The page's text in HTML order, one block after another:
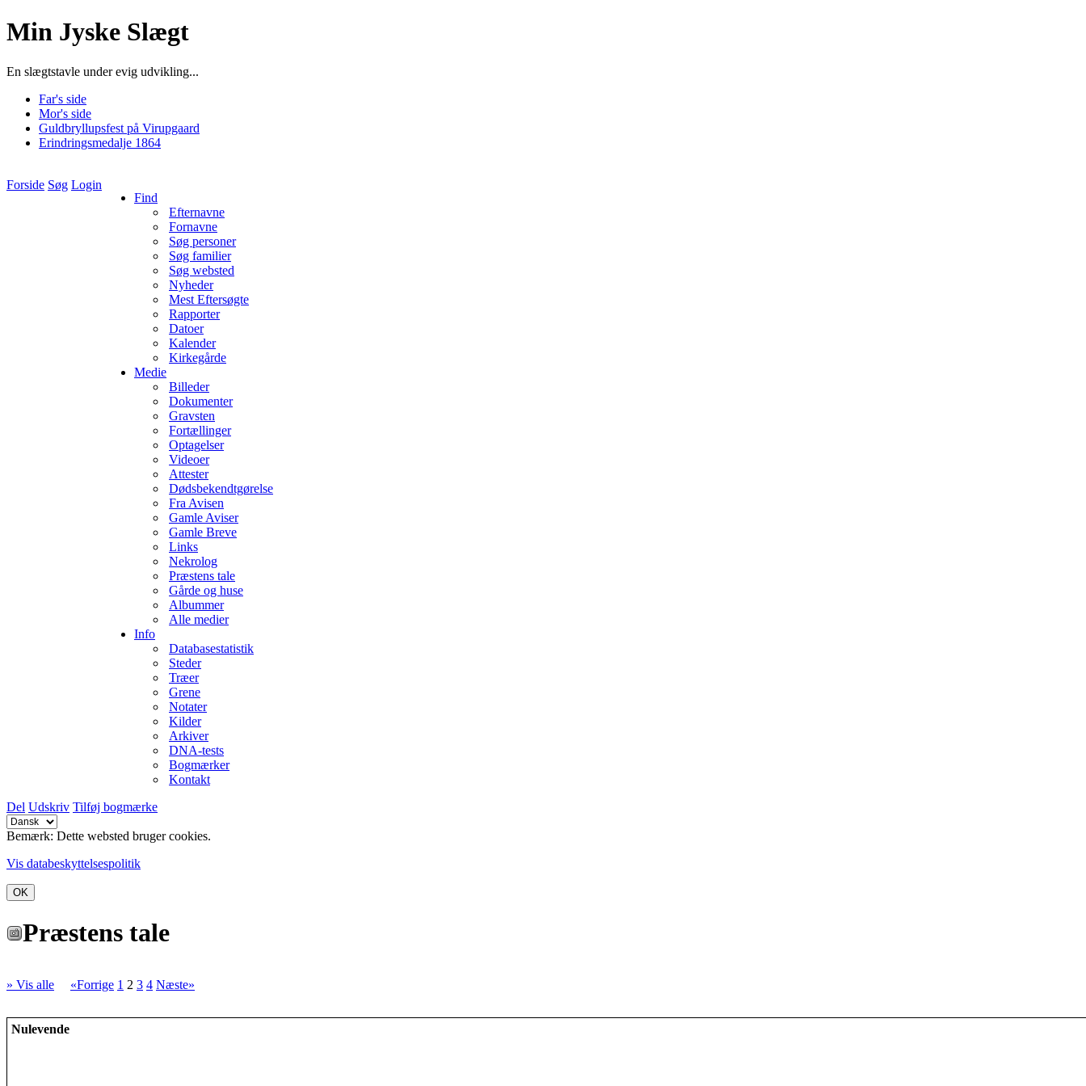
Min Jyske Slægt
En slægtstavle under evig udvikling...
Far's side
Mor's side
Guldbryllupsfest på Virupgaard
Erindringsmedalje 1864
Forside Søg Login
Find
Efternavne
Fornavne
Søg personer
Søg familier
Søg websted
Nyheder
Mest Eftersøgte
Rapporter
Datoer
Kalender
Kirkegårde
Medie
Billeder
Dokumenter
Gravsten
Fortællinger
Optagelser
Videoer
Attester
Dødsbekendtgørelse
Fra Avisen
Gamle Aviser
Gamle Breve
Links
Nekrolog
Præstens tale
Gårde og huse
Albummer
Alle medier
Info
Databasestatistik
Steder
Træer
Grene
Notater
Kilder
Arkiver
DNA-tests
Bogmærker
Kontakt
Del Udskriv Tilføj bogmærke
Bemærk: Dette websted bruger cookies.
Vis databeskyttelsespolitik
OK
Præstens tale
» Vis alle «Forrige 1 2 3 4 Næste»
Nulevende